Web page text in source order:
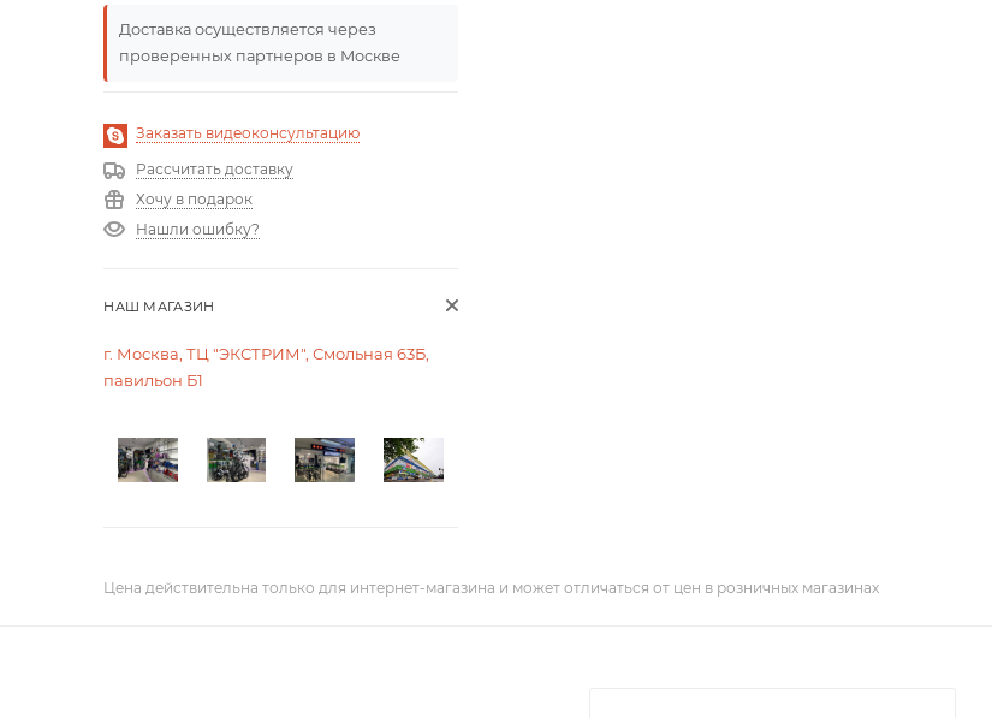
Доставка осуществляется через
проверенных партнеров в Москве
Заказать видеоконсультацию
Рассчитать доставку
Хочу в подарок
Нашли ошибку?
НАШ МАГАЗИН
г. Москва, ТЦ "ЭКСТРИМ", Смольная 63Б,
павильон Б1
Цена действительна только для интернет-магазина и может отличаться от цен в розничных магазинах